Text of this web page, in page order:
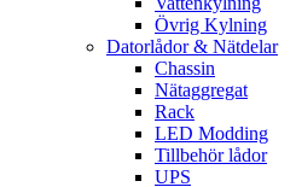
Övrig Kylning
Datorlådor & Nätdelar
Chassin
Nätaggregat
Rack
LED Modding
Tillbehör lådor
UPS